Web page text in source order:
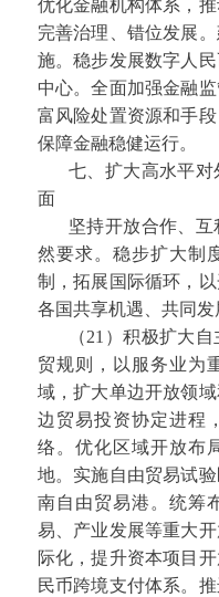
优化金融机构体系，
完善治理、错位发展
施。稳步发展数字人
中心。全面加强金融
富风险处置资源和手
保障金融稳健运行。
七、扩大高水平
面
坚持开放合作、
然要求。稳步扩大制
制，拓展国际循环，
各国共享机遇、共同发
（21）积极扩大
贸规则，以服务业为
域，扩大单边开放领
边贸易投资协定进程
络。优化区域开放布
地。实施自由贸易试
南自由贸易港。统筹
易、产业发展等重大
际化，提升资本项目
民币跨境支付体系。